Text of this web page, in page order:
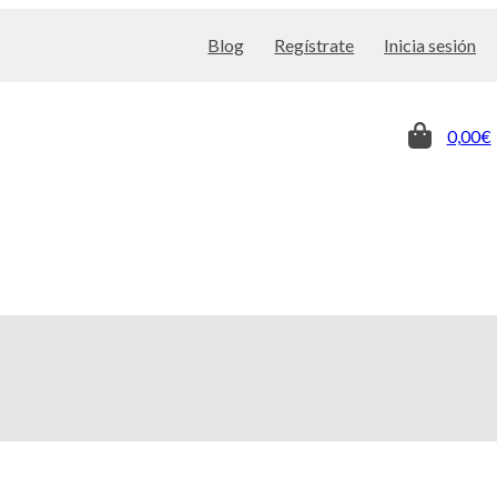
Blog Regístrate Inicia sesión
0,00€